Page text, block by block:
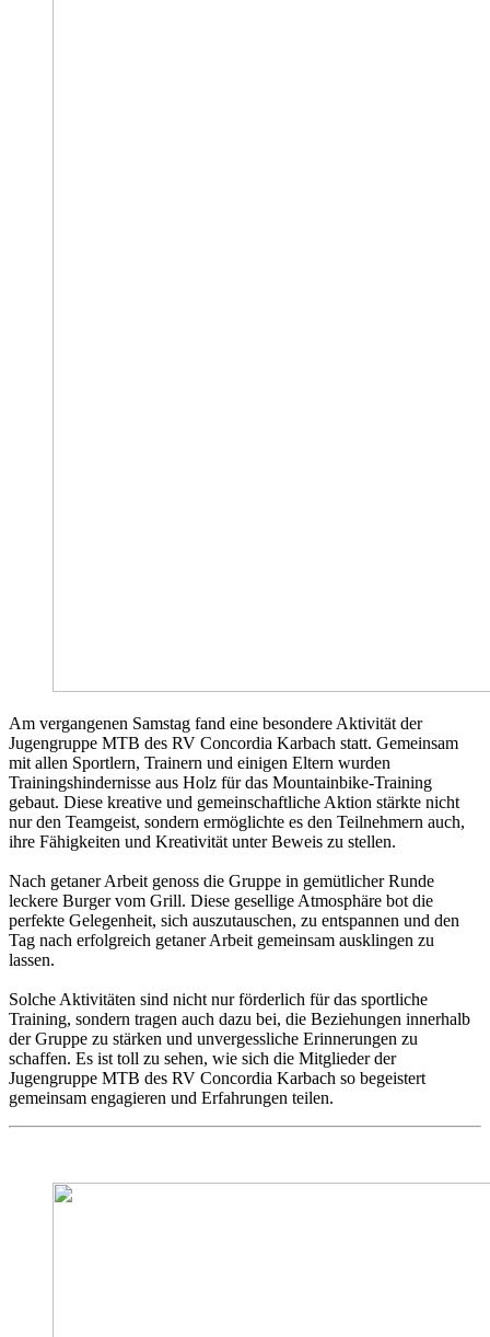
Am vergangenen Samstag fand eine besondere Aktivität der
Jugengruppe MTB des RV Concordia Karbach statt. Gemeinsam
mit allen Sportlern, Trainern und einigen Eltern wurden
Trainingshindernisse aus Holz für das Mountainbike-Training
gebaut. Diese kreative und gemeinschaftliche Aktion stärkte nicht
nur den Teamgeist, sondern ermöglichte es den Teilnehmern auch,
ihre Fähigkeiten und Kreativität unter Beweis zu stellen.
Nach getaner Arbeit genoss die Gruppe in gemütlicher Runde
leckere Burger vom Grill. Diese gesellige Atmosphäre bot die
perfekte Gelegenheit, sich auszutauschen, zu entspannen und den
Tag nach erfolgreich getaner Arbeit gemeinsam ausklingen zu
lassen.
Solche Aktivitäten sind nicht nur förderlich für das sportliche
Training, sondern tragen auch dazu bei, die Beziehungen innerhalb
der Gruppe zu stärken und unvergessliche Erinnerungen zu
schaffen. Es ist toll zu sehen, wie sich die Mitglieder der
Jugengruppe MTB des RV Concordia Karbach so begeistert
gemeinsam engagieren und Erfahrungen teilen.